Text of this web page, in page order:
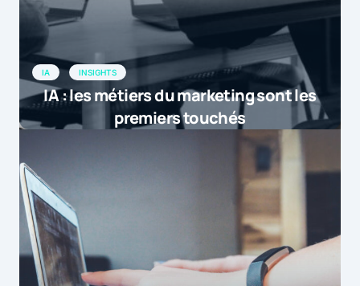
IA INSIGHTS
IA : les métiers du marketing sont les
premiers touchés